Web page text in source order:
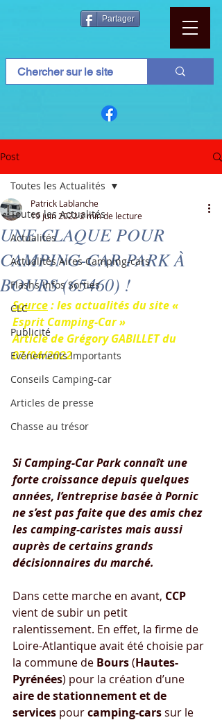
Partager
Post
Toutes les Actualités
Actualités
Actualités Aires Camping-cars
Flashs Infos Sorties
CLC
Publicité
Evènements Importants
Conseils Camping-car
Articles de presse
Chasse au trésor
Toutes les Actualités
UNE CLAQUE POUR
CAMPING-CAR PARK À
BOURS (65460) !
Patrick Lablanche
19 juin 2022 2 min de lecture
Source : les actualités du site «
Esprit Camping-Car »
Article de Grégory GABILLET du
07/04/2022
Si Camping-Car Park connaît une
forte croissance depuis quelques
années, l’entreprise basée à Pornic
ne s’est pas faite que des amis chez
les camping-caristes mais aussi
auprès de certains grands
décisionnaires du marché.
Dans cette marche en avant, CCP
vient de subir un petit
ralentissement. En effet, la firme de
Loire-Atlantique avait été choisie par
la commune de Bours (Hautes-
Pyrénées) pour la création d’une
aire de stationnement et de
services pour camping-cars sur le